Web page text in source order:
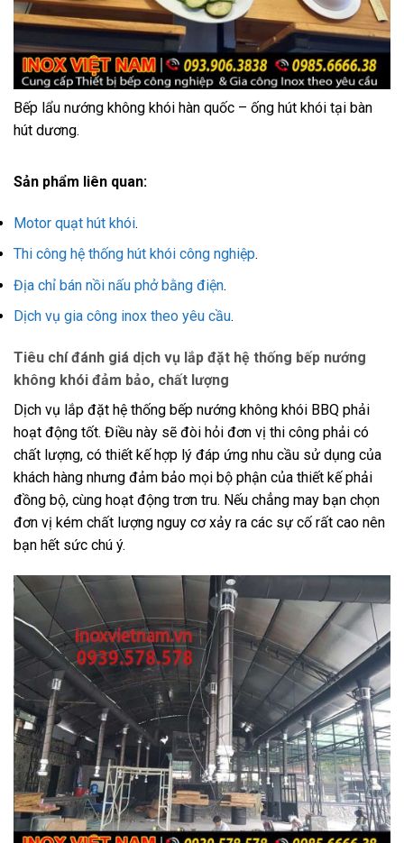
Bếp lẩu nướng không khói hàn quốc – ống hút khói tại bàn
hút dương.
Sản phẩm liên quan:
Motor quạt hút khói.
Thi công hệ thống hút khói công nghiệp.
Địa chỉ bán nồi nấu phở bằng điện.
Dịch vụ gia công inox theo yêu cầu.
Tiêu chí đánh giá dịch vụ lắp đặt hệ thống bếp nướng
không khói đảm bảo, chất lượng
Dịch vụ lắp đặt hệ thống bếp nướng không khói BBQ phải
hoạt động tốt. Điều này sẽ đòi hỏi đơn vị thi công phải có
chất lượng, có thiết kế hợp lý đáp ứng nhu cầu sử dụng của
khách hàng nhưng đảm bảo mọi bộ phận của thiết kế phải
đồng bộ, cùng hoạt động trơn tru. Nếu chẳng may bạn chọn
đơn vị kém chất lượng nguy cơ xảy ra các sự cố rất cao nên
bạn hết sức chú ý.